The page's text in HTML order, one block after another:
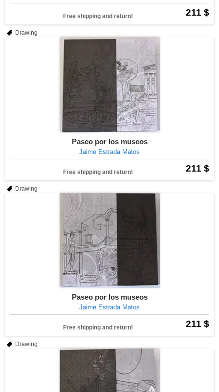
211 $
Free shipping and return!
Drawing
Paseo por los museos
Jaime Estrada Matos
211 $
Free shipping and return!
Drawing
Paseo por los museos
Jaime Estrada Matos
211 $
Free shipping and return!
Drawing